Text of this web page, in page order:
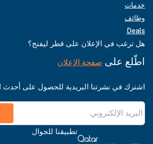
خدمات
وظائف
Deals
هل ترغب في الإعلان على قطر ليفنج؟
اطّلع على صفحة الإعلان
اشترك في نشرتنا البريدية للحصول على أحدث
تطبيقنا للجوال